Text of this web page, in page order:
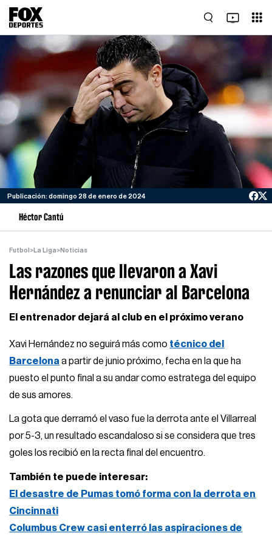
Publicación: domingo 28 de enero de 2024
Héctor Cantú
Futbol >La Liga>Noticias
Las razones que llevaron a Xavi
Hernández a renunciar al Barcelona
El entrenador dejará al club en el próximo verano
Xavi Hernández no seguirá más como técnico del
Barcelona a partir de junio próximo, fecha en la que ha
puesto el punto final a su andar como estratega del equipo
de sus amores.
La gota que derramó el vaso fue la derrota ante el Villarreal
por 5-3, un resultado escandaloso si se considera que tres
goles los recibió en la recta final del encuentro.
También te puede interesar:
El desastre de Pumas tomó forma con la derrota en
Cincinnati
Columbus Crew casi enterró las aspiraciones de